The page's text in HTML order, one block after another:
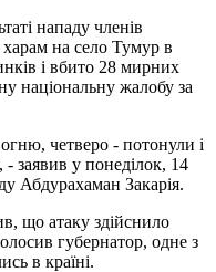
нападу членів
харам на село Тумур в
і вбито 28 мирних
національну жалобу за
четверо - потонули і
заявив у понеділок, 14
Абдурахаман Закарія.
що атаку здійснило
губернатор, одне з
в країні.